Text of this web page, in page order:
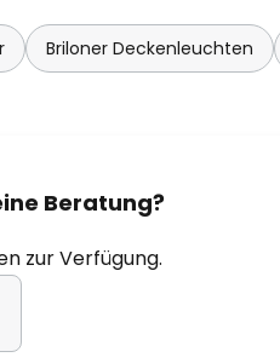
Briloner Deckenleuchten
Beratung?
zur Verfügung.